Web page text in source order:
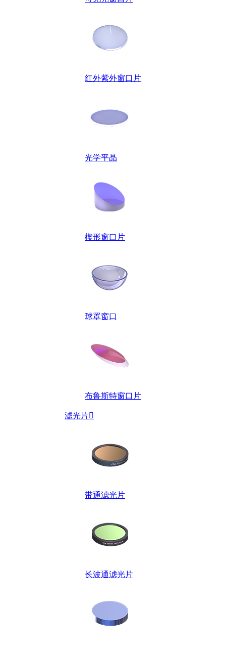
红外紫外窗口片
光学平晶
楔形窗口片
球罩窗口
布鲁斯特窗口片
滤光片
带通滤光片
长波通滤光片